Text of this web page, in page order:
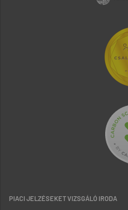
PIACI JELZÉSEKET VIZSGÁLÓ IRODA